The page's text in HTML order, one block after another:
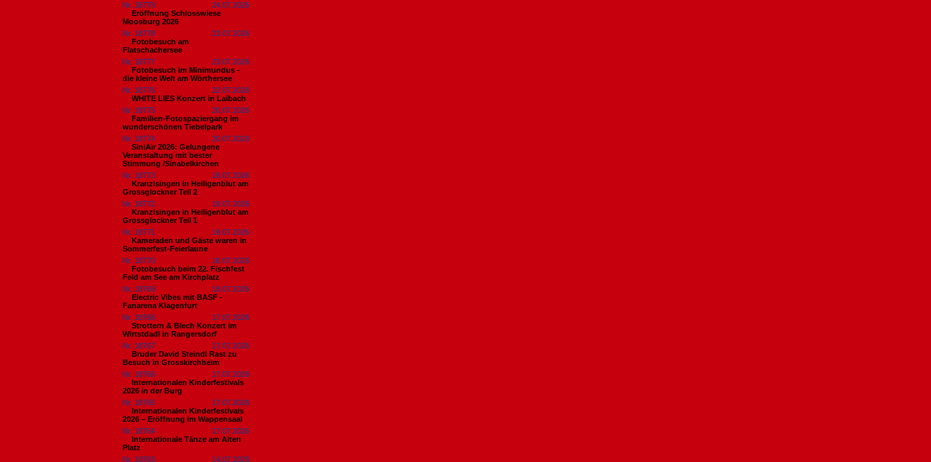
Nr. 18779
24.07.2026
Eröffnung Schlosswiese
Moosburg 2026
Nr. 18778
23.07.2026
Fotobesuch am
Flatschachersee
Nr. 18777
23.07.2026
Fotobesuch im Minimundus -
die kleine Welt am Wörthersee
Nr. 18776
22.07.2026
WHITE LIES Konzert in Laibach
Nr. 18775
20.07.2026
Familien-Fotospaziergang im
wunderschönen Tiebelpark
Nr. 18774
20.07.2026
SiniAir 2026: Gelungene
Veranstaltung mit bester
Stimmung /Sinabelkirchen
Nr. 18773
19.07.2026
Kranzlsingen in Heiligenblut am
Grossglockner Teil 2
Nr. 18772
19.07.2026
Kranzlsingen in Heiligenblut am
Grossglockner Teil 1
Nr. 18771
19.07.2026
Kameraden und Gäste waren in
Sommerfest-Feierlaune
Nr. 18770
18.07.2026
Fotobesuch beim 22. Fischfest
Feld am See am Kirchplatz
Nr. 18769
18.07.2026
Electric Vibes mit BASF -
Fanarena Klagenfurt
Nr. 18768
17.07.2026
Strottern & Blech Konzert im
Wirtstdadl in Rangersdorf
Nr. 18767
17.07.2026
Bruder David Steindl Rast zu
Besuch in Grosskirchheim
Nr. 18766
17.07.2026
Internationalen Kinderfestivals
2026 in der Burg
Nr. 18765
17.07.2026
Internationalen Kinderfestivals
2026 – Eröffnung im Wappensaal
Nr. 18764
17.07.2026
Internationale Tänze am Alten
Platz
Nr. 18763
14.07.2026